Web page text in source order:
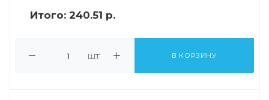
Итого: 240.51 р.
шт В КОРЗИНУ